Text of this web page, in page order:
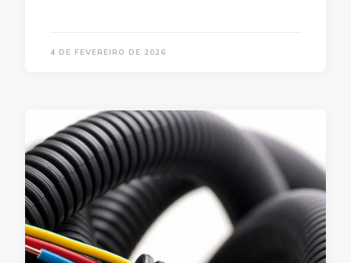
4 DE FEVEREIRO DE 2026